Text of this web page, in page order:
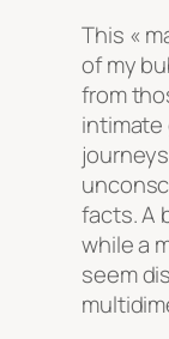
This «
of my
from
intimate
facts. A
while a
seem